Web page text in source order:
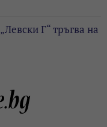
Г“ тръгва на